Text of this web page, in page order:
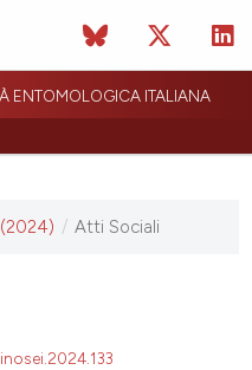
ENTOMOLOGICA ITALIANA
/ Atti Sociali